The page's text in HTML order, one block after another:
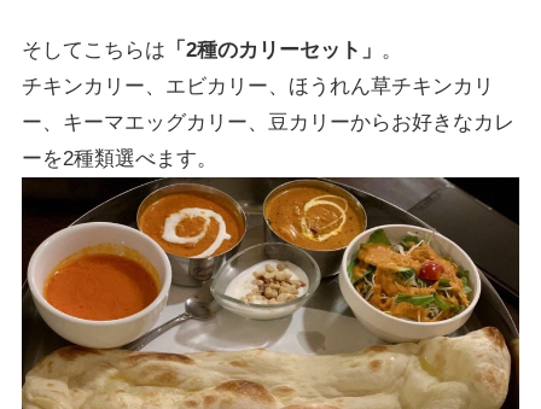
そしてこちらは 「2種のカリーセット」 。
チキンカリー、エビカリー、ほうれん草チキンカリ
ー、キーマエッグカリー、豆カリーからお好きなカレ
ーを2種類選べます。